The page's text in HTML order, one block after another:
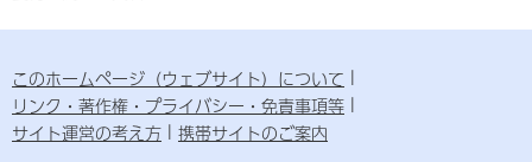
このホームページ（ウェブサイト）について
リンク・著作権・プライバシー・免責事項等
サイト運営の考え方
携帯サイトのご案内